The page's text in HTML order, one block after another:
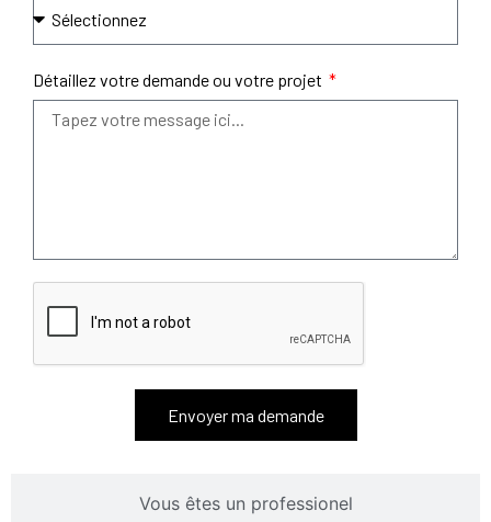
Vous êtes un professionel
Détaillez votre demande ou votre projet
Envoyer ma demande